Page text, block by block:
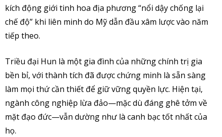
kích động giới tinh hoa địa phương “nổi dậy chống lại
chế độ” khi liên minh do Mỹ dẫn đầu xâm lược vào năm
tiếp theo.
Triều đại Hun là một gia đình của những chính trị gia
bền bỉ, với thành tích đã được chứng minh là sẵn sàng
làm mọi thứ cần thiết để giữ vững quyền lực. Hiện tại,
ngành công nghiệp lừa đảo—mặc dù đáng ghê tởm về
mặt đạo đức—vẫn dường như là canh bạc tốt nhất của
họ.